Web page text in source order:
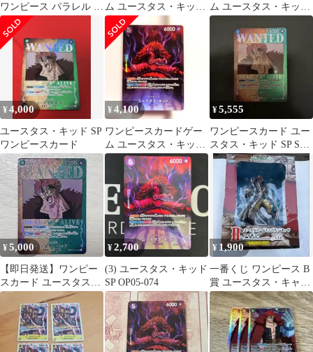
ワンピース パラレル R
エッグヘッドクライシ
ス
ム ユースタス・キッド
パラレル 手配書
ム ユースタス・キッド
SP OP05-074
¥4,000
ユースタス・キッド SP
ワンピースカード
¥4,100
ワンピースカードゲー
ム ユースタス・キッド
SP op05
¥5,555
ワンピースカード ユー
スタス・キッド SP SR
手配書
¥5,000
【即日発送】ワンピー
スカード ユースタス・
キッド パラレル 手配書
¥2,700
(3) ユースタス・キッド
SP OP05-074
¥ 1,900
一番くじ ワンピース B
賞 ユースタス・キャプ
テンキッド